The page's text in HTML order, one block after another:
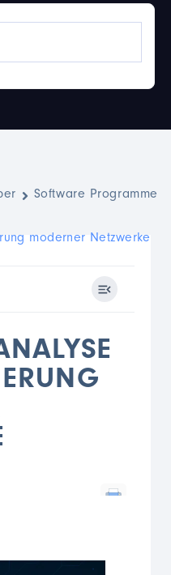
Software Programme
moderner Netzwerke